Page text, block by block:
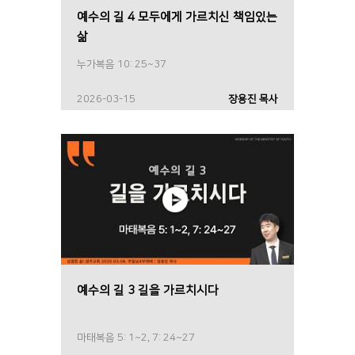
예수의 길 4 모두에게 가르치신 책임있는
삶
누가복음 10: 25~37
2026-03-15 장용진 목사
예수의 길 3 길을 가르치시다
마태복음 5: 1~2, 7: 24~27